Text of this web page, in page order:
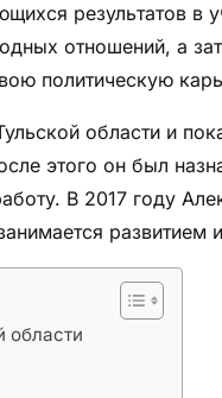
результатов в
отношений, а
политическую
области и
этого он был
В 2017 году
области